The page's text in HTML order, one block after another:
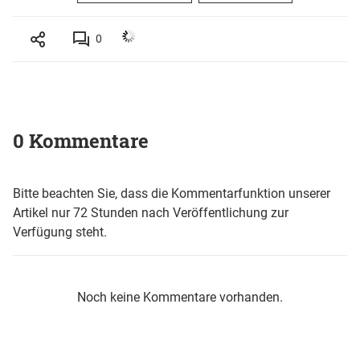
0
0 Kommentare
Bitte beachten Sie, dass die Kommentarfunktion unserer
Artikel nur 72 Stunden nach Veröffentlichung zur
Verfügung steht.
Noch keine Kommentare vorhanden.